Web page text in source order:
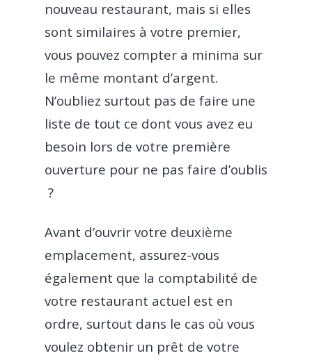
nouveau restaurant, mais si elles
sont similaires à votre premier,
vous pouvez compter a minima sur
le même montant d’argent.
N’oubliez surtout pas de faire une
liste de tout ce dont vous avez eu
besoin lors de votre première
ouverture pour ne pas faire d’oublis
?
Avant d’ouvrir votre deuxième
emplacement, assurez-vous
également que la comptabilité de
votre restaurant actuel est en
ordre, surtout dans le cas où vous
voulez obtenir un prêt de votre